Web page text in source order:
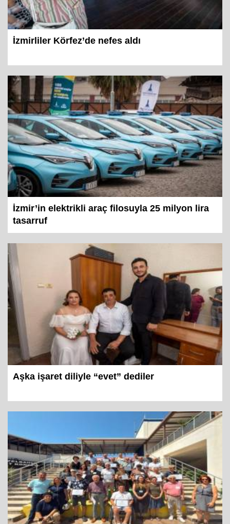
İzmirliler Körfez’de nefes aldı
İzmir’in elektrikli araç filosuyla 25 milyon lira
tasarruf
Aşka işaret diliyle “evet” dediler